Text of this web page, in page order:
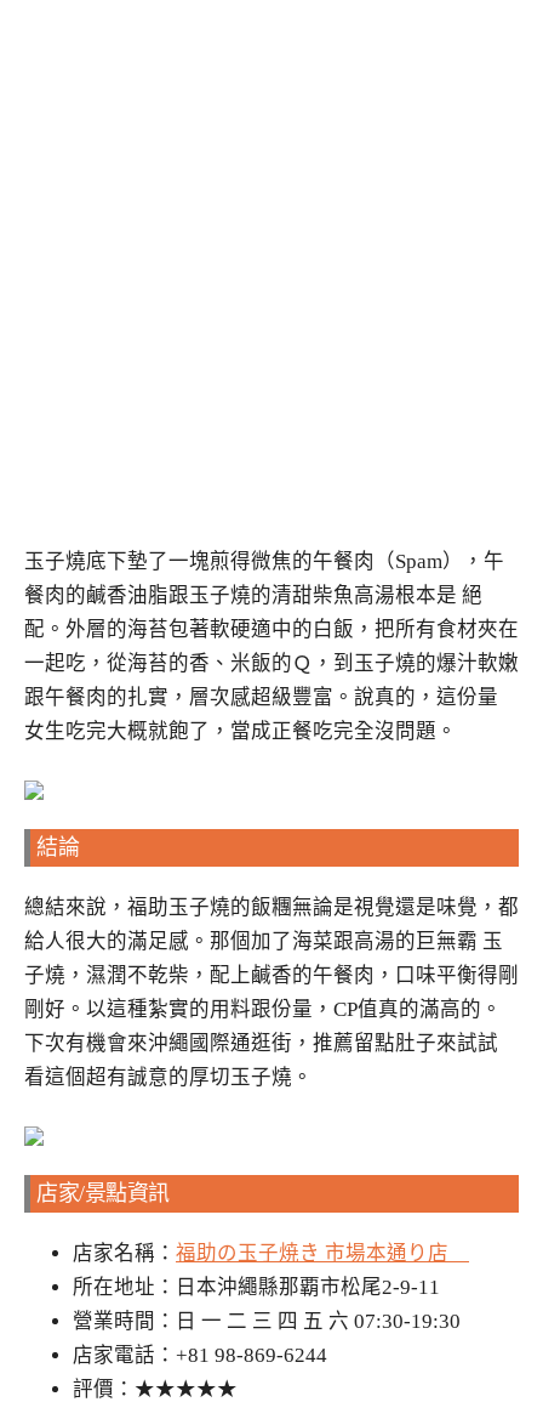
玉子燒底下墊了一塊煎得微焦的午餐肉（Spam），午
餐肉的鹹香油脂跟玉子燒的清甜柴魚高湯根本是 絕
配。外層的海苔包著軟硬適中的白飯，把所有食材夾在
一起吃，從海苔的香、米飯的Ｑ，到玉子燒的爆汁軟嫩
跟午餐肉的扎實，層次感超級豐富。說真的，這份量
女生吃完大概就飽了，當成正餐吃完全沒問題。
結論
總結來說，福助玉子燒的飯糰無論是視覺還是味覺，都
給人很大的滿足感。那個加了海菜跟高湯的巨無霸 玉
子燒，濕潤不乾柴，配上鹹香的午餐肉，口味平衡得剛
剛好。以這種紮實的用料跟份量，CP值真的滿高的。
下次有機會來沖繩國際通逛街，推薦留點肚子來試試
看這個超有誠意的厚切玉子燒。
店家/景點資訊
店家名稱： 福助の玉子焼き 市場本通り店
所在地址：日本沖繩縣那覇市松尾2-9-11
營業時間：日 一 二 三 四 五 六 07:30-19:30
店家電話：+81 98-869-6244
評價：★★★★★